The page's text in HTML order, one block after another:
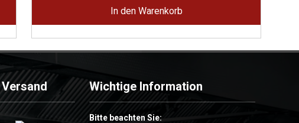
In den Warenkorb
Wichtige Information
Bitte beachten Sie: